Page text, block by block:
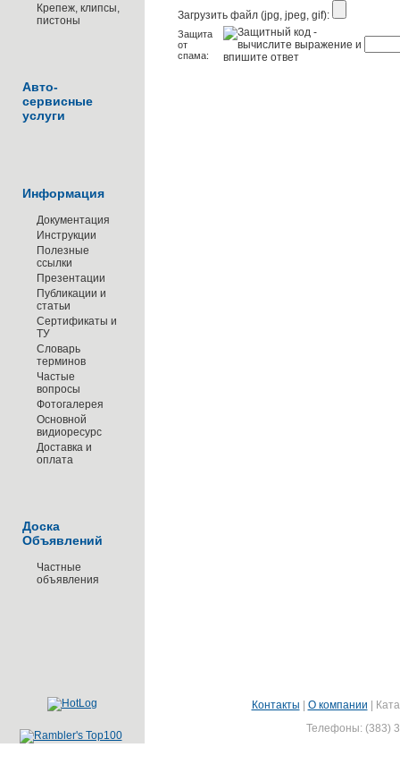
Крепеж, клипсы,
пистоны
Авто-
сервисные
услуги
Информация
Документация
Инструкции
Полезные
ссылки
Презентации
Публикации и
статьи
Сертификаты и
ТУ
Словарь
терминов
Частые
вопросы
Фотогалерея
Основной
видиоресурс
Доставка и
оплата
Доска
Объявлений
Частные
объявления
Загрузить файл (jpg, jpeg, gif):
Защита
от
спама:
Контакты О компании
Телефоны: (383)